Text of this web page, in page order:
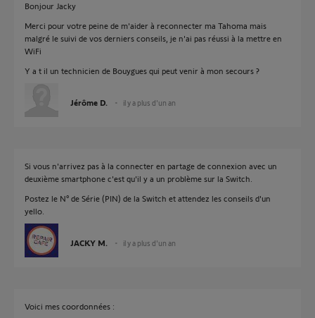
Bonjour Jacky
Merci pour votre peine de m'aider à reconnecter ma Tahoma mais
malgré le suivi de vos derniers conseils, je n'ai pas réussi à la mettre en
WiFi
Y a t il un technicien de Bouygues qui peut venir à mon secours ?
Jérôme D. il y a plus d'un an
Si vous n'arrivez pas à la connecter en partage de connexion avec un
deuxième smartphone c'est qu'il y a un problème sur la Switch.
Postez le N° de Série (PIN) de la Switch et attendez les conseils d'un
yello.
JACKY M. il y a plus d'un an
Voici mes coordonnées :